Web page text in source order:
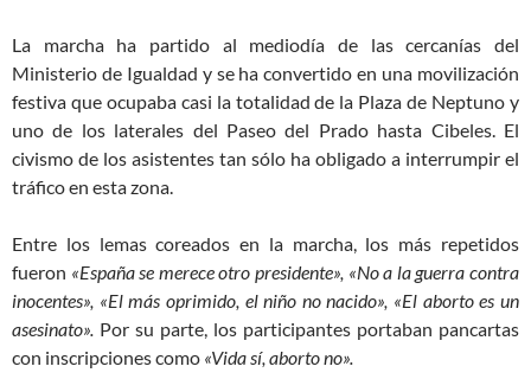
La marcha ha partido al mediodía de las cercanías del
Ministerio de Igualdad y se ha convertido en una movilización
festiva que ocupaba casi la totalidad de la Plaza de Neptuno y
uno de los laterales del Paseo del Prado hasta Cibeles. El
civismo de los asistentes tan sólo ha obligado a interrumpir el
tráfico en esta zona.
Entre los lemas coreados en la marcha, los más repetidos
fueron «España se merece otro presidente», «No a la guerra contra
inocentes», «El más oprimido, el niño no nacido», «El aborto es un
asesinato». Por su parte, los participantes portaban pancartas
con inscripciones como «Vida sí, aborto no».